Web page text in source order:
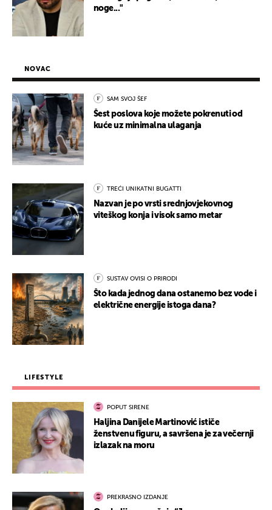
noge..."
NOVAC
SAM SVOJ ŠEF
Šest poslova koje možete pokrenuti od
kuće uz minimalna ulaganja
TREĆI UNIKATNI BUGATTI
Nazvan je po vrsti srednjovjekovnog
viteškog konja i visok samo metar
SUSTAV OVISI O PRIRODI
Što kada jednog dana ostanemo bez vode i
električne energije istoga dana?
LIFESTYLE
POPUT SIRENE
Haljina Danijele Martinović ističe
ženstvenu figuru, a savršena je za večernji
izlazak na moru
PREKRASNO IZDANJE